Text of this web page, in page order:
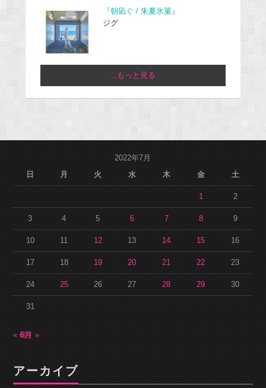
『朝凪ぐ / 朱夏氷菓』
ジグ
...もっと見る
2022年7月
日
月 火 水 木 金 土
1 2
3 4 5 6 7 8 9
10 11 12 13 14 15 16
17 18 19 20 21 22 23
24 25 26 27 28 29 30
31
« 6月8月 »
アーカイブ